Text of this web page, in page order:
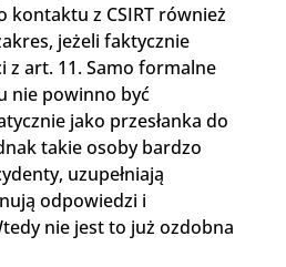
kontaktu z CSIRT również
jeżeli faktycznie
z art. 11. Samo formalne
nie powinno być
jako przesłanka do
takie osoby bardzo
uzupełniają
odpowiedzi i
nie jest to już ozdobna